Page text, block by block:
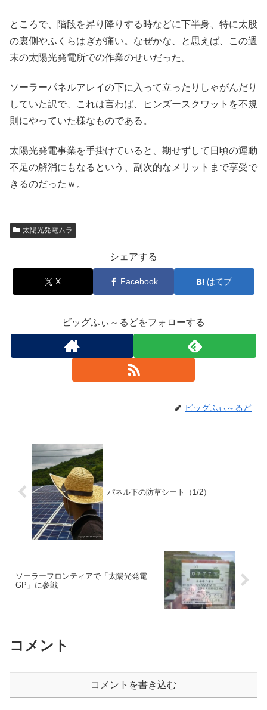
ところで、階段を昇り降りする時などに下半身、特に太股
の裏側やふくらはぎが痛い。なぜかな、と思えば、この週
末の太陽光発電所での作業のせいだった。
ソーラーパネルアレイの下に入って立ったりしゃがんだり
していた訳で、これは言わば、ヒンズースクワットを不規
則にやっていた様なものである。
太陽光発電事業を手掛けていると、期せずして日頃の運動
不足の解消にもなるという、副次的なメリットまで享受で
きるのだったｗ。
太陽光発電ムラ
シェアする
X Facebook はてブ
ビッグふぃ～るどをフォローする
ビッグふぃ～るど
パネル下の防草シート（1/2）
ソーラーフロンティアで「太陽光発電
GP」に参戦
コメント
コメントを書き込む